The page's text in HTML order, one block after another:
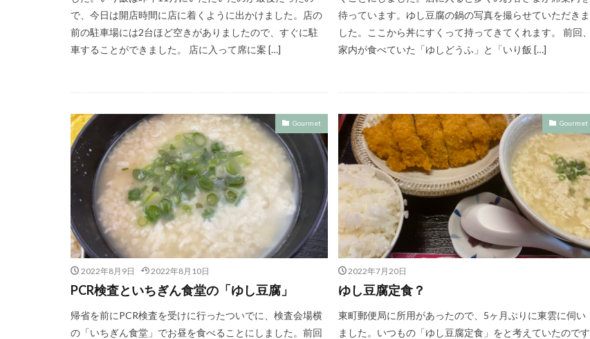
で、今日は開店時間に店に着くように出かけました。店の
前の駐車場には2台ほど空きがありましたので、すぐに駐
車することができました。 店に入って席に案 […]
待っています。ゆし豆腐の鍋の写真を撮らせていただきま
した。ここから丼にすくって持ってきてくれます。 前回、
家内が食べていた「ゆしどうふ」と「いり飯 […]
Gourmet
2022年8月9日 2022年8月10日
PCR検査といちぎん食堂の「ゆし豆腐」
帰省を前にPCR検査を受けに行ったついでに、検査会場横
の「いちぎん食堂」でお昼を食べることにしました。前回
Gourmet
2022年7月20日
ゆし豆腐定食？
東町郵便局に所用があったので、5ヶ月ぶりに東雲に伺い
ました。いつもの「ゆし豆腐定食」をと考えていたのです